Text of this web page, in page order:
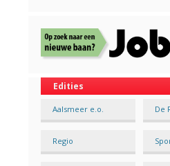
Edities
Aalsmeer e.o. De
Regio